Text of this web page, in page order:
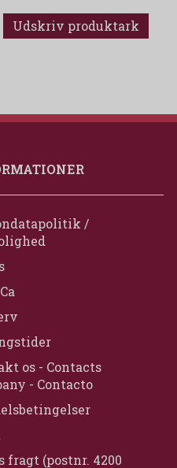
Udskriv produktark
/
os - Contacts
- Contacto
fragt (postnr. 4200